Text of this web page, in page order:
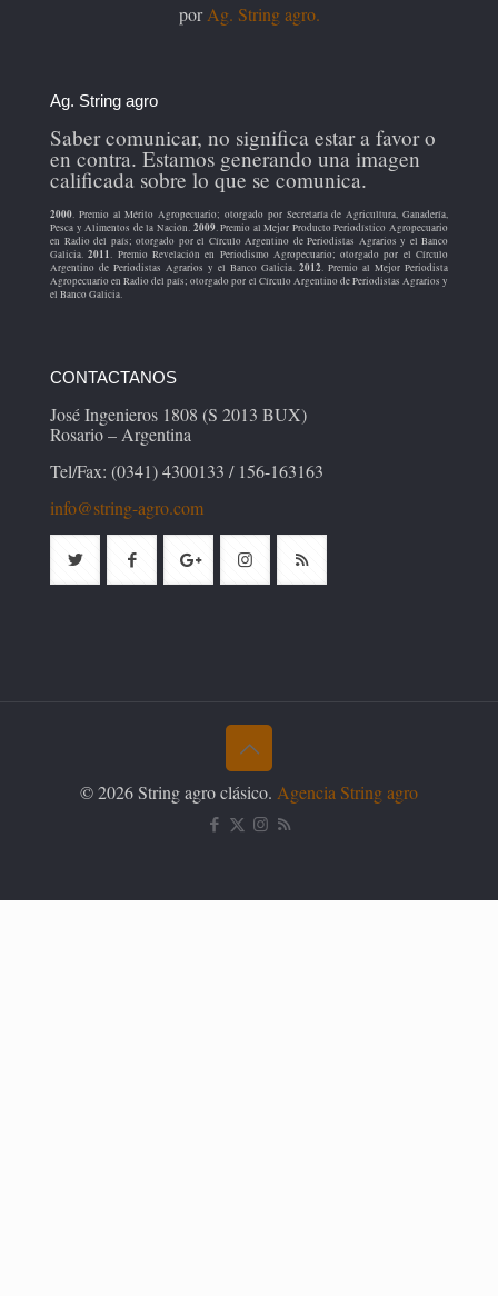
porAg. String agro.
Ag. String agro
Saber comunicar, no significa estar a favor o
en contra. Estamos generando una imagen
calificada sobre lo que se comunica.
2000. Premio al Mérito Agropecuario; otorgado por Secretaría de Agricultura, Ganadería,
Pesca y Alimentos de la Nación. 2009. Premio al Mejor Producto Periodístico Agropecuario
en Radio del país; otorgado por el Círculo Argentino de Periodistas Agrarios y el Banco
Galicia.2011. Premio Revelación en Periodismo Agropecuario; otorgado por el Círculo
Argentino de Periodistas Agrarios y el Banco Galicia. 2012. Premio al Mejor Periodista
Agropecuario en Radio del país; otorgado por el Círculo Argentino de Periodistas Agrarios y
el Banco Galicia.
CONTACTANOS
José Ingenieros 1808 (S 2013 BUX)
Rosario – Argentina
Tel/Fax: (0341) 4300133 / 156-163163
info@string-agro.com
© 2026 String agro clásico. Agencia String agro